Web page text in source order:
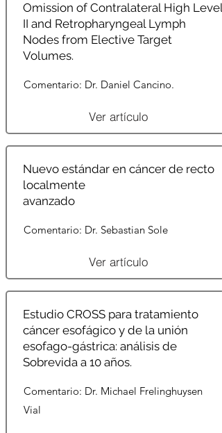
Omission of Contralateral High Level
II and Retropharyngeal Lymph
Nodes from Elective Target
Volumes.
Comentario: Dr. Daniel Cancino.
Ver artículo
Nuevo estándar en cáncer de recto
localmente
avanzado
Comentario: Dr. Sebastian Sole
Ver artículo
Estudio CROSS para tratamiento
cáncer esofágico y de la unión
esofago-gástrica: análisis de
Sobrevida a 10 años.
Comentario: Dr. Michael Frelinghuysen
Vial